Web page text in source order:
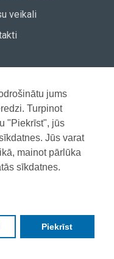
jums
Turpinot
"Piekrīst", jūs
Jūs varat
mainot pārlūka
sīkdatnes.
Piekrīst
veikali
avīze
karte
tiesības aizsargātas